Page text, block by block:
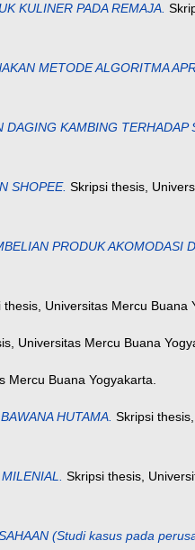
KULINER PADA REMAJA.
METODE ALGORITMA
KAMBING TERHADAP
SHOPEE. Skripsi thesis,
PRODUK AKOMODASI
thesis, Universitas Mercu Buana
Universitas Mercu Buana
Mercu Buana Yogyakarta.
HUTAMA. Skripsi
Skripsi thesis,
(Studi kasus pada